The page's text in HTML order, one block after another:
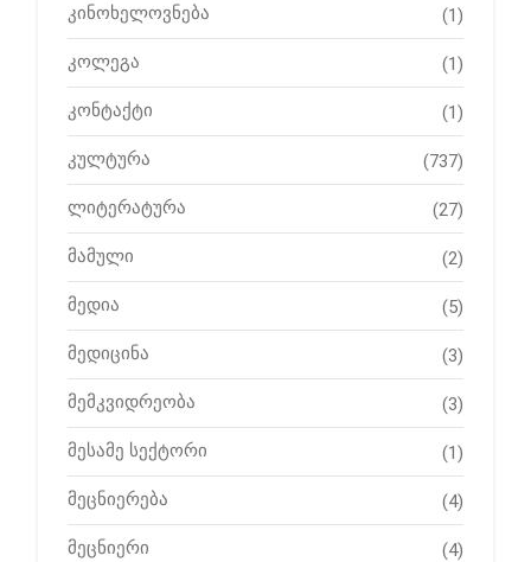
კინოხელოვნება (1)
კოლეგა (1)
კონტაქტი (1)
კულტურა (737)
ლიტერატურა (27)
მამული (2)
მედია (5)
მედიცინა (3)
მემკვიდრეობა (3)
მესამე სექტორი (1)
მეცნიერება (4)
მეცნიერი (4)